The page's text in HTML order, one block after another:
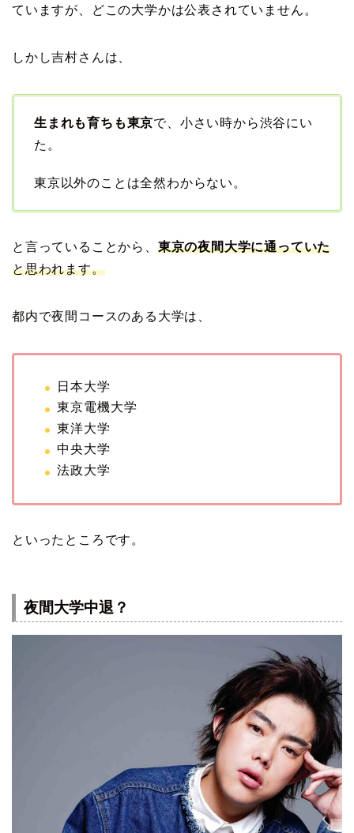
ていますが、どこの大学かは公表されていません。
しかし吉村さんは、
生まれも育ちも東京で、小さい時から渋谷にい
た。
東京以外のことは全然わからない。
と言っていることから、 東京の夜間大学に通っていた
と思われます。
都内で夜間コースのある大学は、
日本大学
東京電機大学
東洋大学
中央大学
法政大学
といったところです。
夜間大学中退？